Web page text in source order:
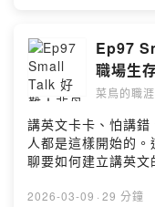
Behavioral
肯錫offer 的關鍵
啟了SoundOn的贊
吧！ https://
筆記｜美國求職技
marketer_isabelle
可以填寫：https://
4b0c-b37e-2c8706d60fa8 🙋 來賓介
融業的法令遵循主管 （洗錢防制
記｜美國求職技巧｜
marketer_isabelle
可以填寫：https://
合作請私訊我的IG
provided by
Ep97
職場生
菜鳥的職
講英文卡卡、怕講
人都是這樣開始的
聊要如何建立講英
讀書工作的你聽聽看
2026-03-09 · 29 分鐘